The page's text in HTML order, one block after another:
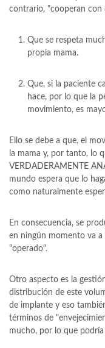
contrario, "cooperan
Que se respeta
propia mama.
Que, si la paciente
hace, por lo que la
movimiento, es
Ello se debe a que, el
la mama y, por tanto, lo
VERDADERAMENTE
mundo espera que lo
como naturalmente
En consecuencia, se
en ningún momento va
"operado".
Otro aspecto es la
distribución de este
de implante y eso
términos de
mucho, por lo que